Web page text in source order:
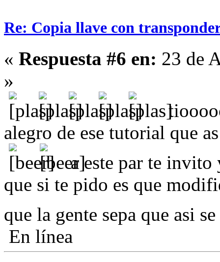
Re: Copia llave con
« Respuesta #6 en: 23 de
»
tiooooo
alegro de ese tutorial que
a este par te invito
que si te pido es que
que la gente sepa que asi
En línea